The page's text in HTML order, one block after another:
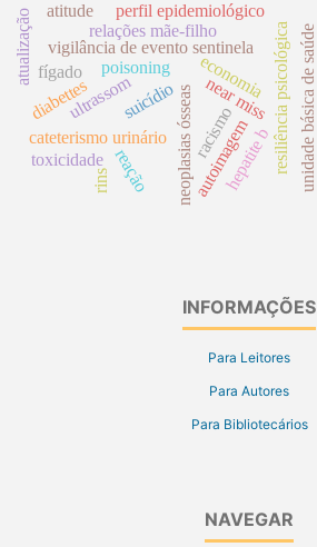
hepatite b
neoplasias ósseas
poisoning
ultrassom
cateterismo urinário
near miss
vigilância de evento sentinela resiliência psicológica
relações mãe-filho unidade básica de saúde
autoimagem
perfil epidemiológico
economia
suicídio
reação
diabettes
toxicidade
fígado
rins
racismo
atualização atitude
INFORMAÇÕES
Para Leitores
Para Autores
Para Bibliotecários
NAVEGAR